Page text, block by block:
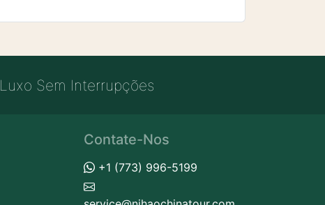
Luxo Sem Interrupções
Contate-Nos
+1 (773) 996-5199